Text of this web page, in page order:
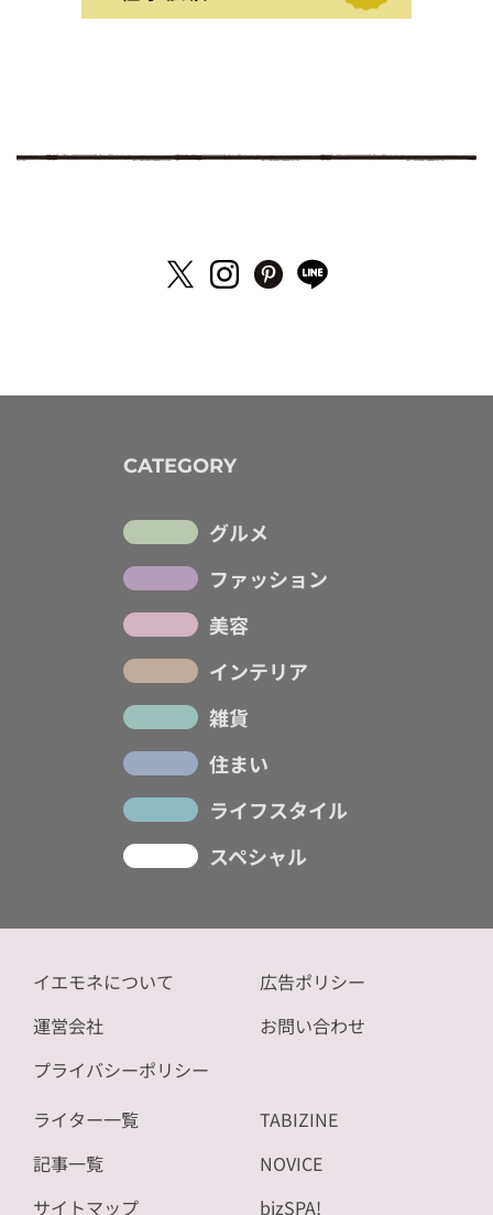
CATEGORY
グルメ
ファッション
美容
インテリア
雑貨
住まい
ライフスタイル
スペシャル
イエモネについて
運営会社
プライバシーポリシー
広告ポリシー
お問い合わせ
ライター一覧
記事一覧
サイトマップ
TABIZINE
NOVICE
bizSPA!